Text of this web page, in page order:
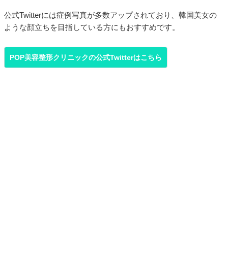
公式Twitterには症例写真が多数アップされており、韓国美女の
ような顔立ちを目指している方にもおすすめです。
POP美容整形クリニックの公式Twitterはこちら